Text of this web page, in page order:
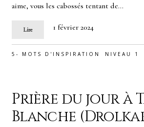
aime, vous les cabossés tentant de…
Lire 1 février 2024
5- MOTS D'INSPIRATION NIVEAU 1
Prière du jour à
Blanche